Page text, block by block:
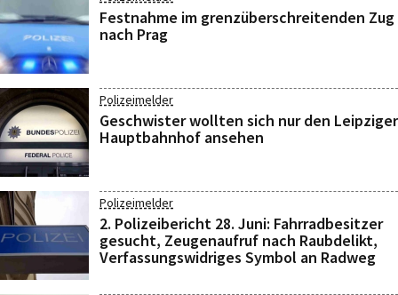
Festnahme im grenzüberschreitenden Zug
nach Prag
Polizeimelder
Geschwister wollten sich nur den Leipziger
Hauptbahnhof ansehen
Polizeimelder
2. Polizeibericht 28. Juni: Fahrradbesitzer
gesucht, Zeugenaufruf nach Raubdelikt,
Verfassungswidriges Symbol an Radweg